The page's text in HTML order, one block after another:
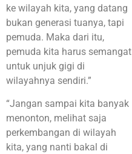
ke wilayah kita, yang datang
bukan generasi tuanya, tapi
pemuda. Maka dari itu,
pemuda kita harus semangat
untuk unjuk gigi di
wilayahnya sendiri.”
“Jangan sampai kita banyak
menonton, melihat saja
perkembangan di wilayah
kita, yang nanti bakal di